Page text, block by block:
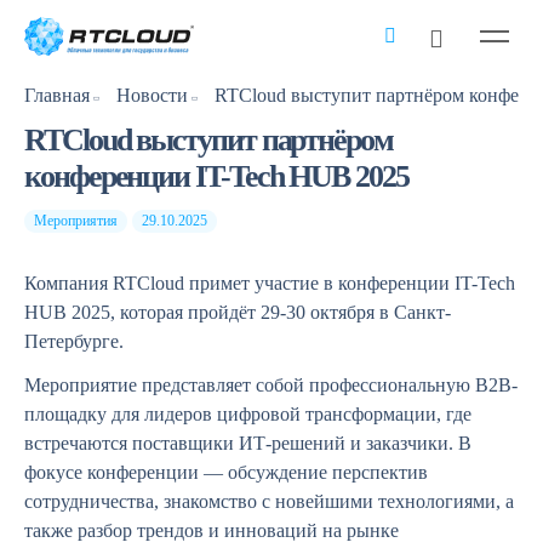
Главная Новости
RTCloud выступит партнёром
конференции IT-Tech HUB 2025
Мероприятия 29.10.2025
Компания RTCloud примет участие в конференции IT-Tech
HUB 2025, которая пройдёт 29-30 октября в Санкт-
Петербурге.
Мероприятие представляет собой профессиональную B2B-
площадку для лидеров цифровой трансформации, где
встречаются поставщики ИТ-решений и заказчики. В
фокусе конференции — обсуждение перспектив
сотрудничества, знакомство с новейшими технологиями, а
также разбор трендов и инноваций на рынке